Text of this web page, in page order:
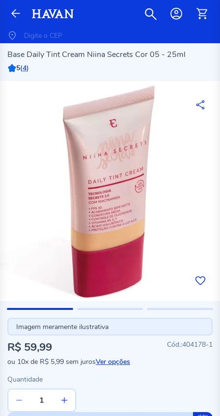
Base Daily Tint Cream Niina Secrets Cor 05 - 25ml
5(4)
Imagem meramente ilustrativa
404178-1
R$ 59,99
ou 10x de R$ 5,99 sem jurosVer opções
Quantidade